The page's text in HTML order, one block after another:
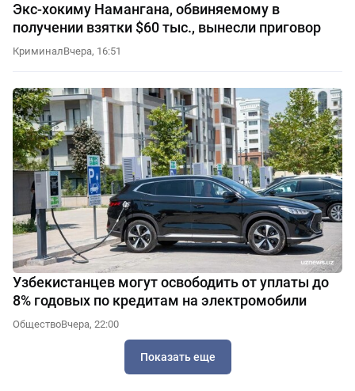
Экс-хокиму Намангана, обвиняемому в
получении взятки $60 тыс., вынесли приговор
КриминалВчера, 16:51
Узбекистанцев могут освободить от уплаты до
8% годовых по кредитам на электромобили
ОбществоВчера, 22:00
Показать еще